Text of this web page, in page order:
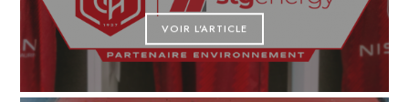
VOIR L'ARTICLE